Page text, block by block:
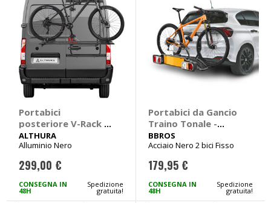
Portabici
posteriore V-Rack -
ALTHURA Nissan
NV400, Opel
Master
ALTHURA
Alluminio Nero
299,00 €
CONSEGNA IN
48H
Spedizione
gratuita!
Portabici da Gancio
Traino Tonale -
BBROS
BBROS
Acciaio Nero 2 bici Fisso
179,95 €
CONSEGNA IN
48H
Spedizione
gratuita!